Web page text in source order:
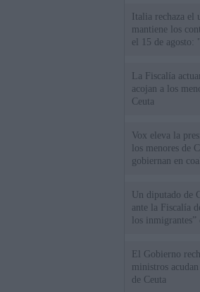
Italia rechaza
mantiene los
el 15 de agosto:
La Fiscalía
acojan a los
Ceuta
Vox eleva la
los menores de
gobiernan en
Un diputado de
ante la Fiscalía
los inmigrantes”
El Gobierno
ministros
de Ceuta